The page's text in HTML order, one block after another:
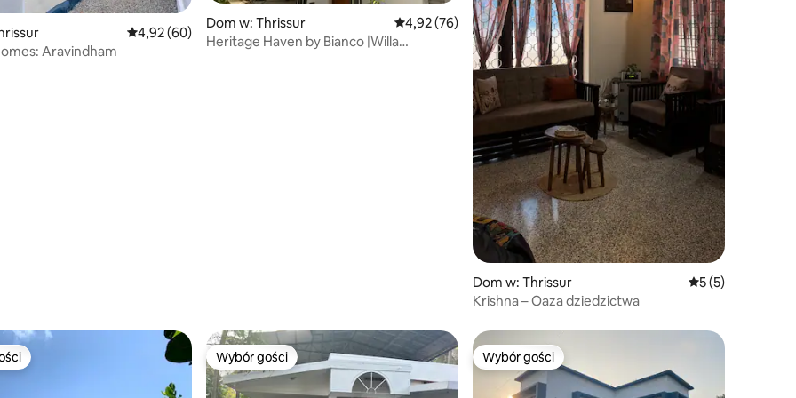
Średnia ocena: 4,92 na 5, liczba recenzji: 60
4,92 (60)
Aravindham
Dom w: Thrissur Średnia ocena: 4,92 na 5, liczba recenzji: 76
4,92 (76)
Heritage Haven by Bianco |Willa
Dom w: Thrissur Średnia ocena: 5
5 (5)
Krishna – Oaza dziedzictwa
Wybór gości
Wybór gości Wybór gości
Wybór gości